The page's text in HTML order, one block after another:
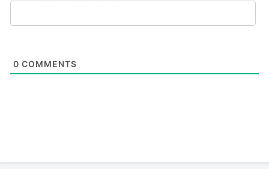
0 COMMENTS